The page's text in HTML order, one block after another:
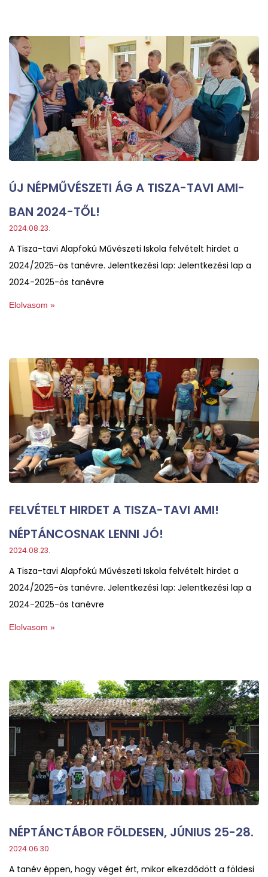
ÚJ NÉPMŰVÉSZETI ÁG A TISZA-TAVI AMI-
BAN 2024-TŐL!
2024.08.23.
A Tisza-tavi Alapfokú Művészeti Iskola felvételt hirdet a
2024/2025-ös tanévre. Jelentkezési lap: Jelentkezési lap a
2024-2025-ös tanévre
Elolvasom »
FELVÉTELT HIRDET A TISZA-TAVI AMI!
NÉPTÁNCOSNAK LENNI JÓ!
2024.08.23.
A Tisza-tavi Alapfokú Művészeti Iskola felvételt hirdet a
2024/2025-ös tanévre. Jelentkezési lap: Jelentkezési lap a
2024-2025-ös tanévre
Elolvasom »
NÉPTÁNCTÁBOR FÖLDESEN, JÚNIUS 25-28.
2024.06.30.
A tanév éppen, hogy véget ért, mikor elkezdődött a földesi